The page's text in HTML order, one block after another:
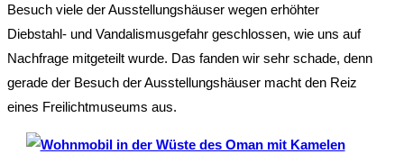
Besuch viele der Ausstellungshäuser wegen erhöhter
Diebstahl- und Vandalismusgefahr geschlossen, wie uns auf
Nachfrage mitgeteilt wurde. Das fanden wir sehr schade, denn
gerade der Besuch der Ausstellungshäuser macht den Reiz
eines Freilichtmuseums aus.